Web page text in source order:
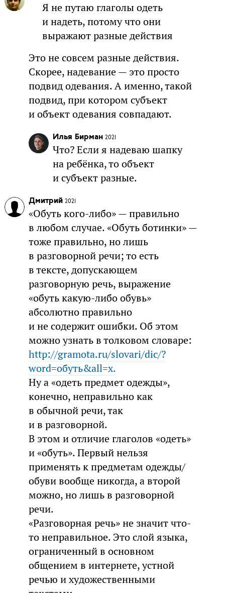
Я не путаю глаголы одеть
и надеть, потому что они
выражают разные действия
Это не совсем разные действия.
Скорее, надевание — это просто
подвид одевания. А именно, такой
подвид, при котором субъект
и объект одевания совпадают.
Илья Бирман 2021
Что? Если я надеваю шапку
на ребёнка, то объект
и субъект разные.
Дмитрий 2021
«Обуть кого-либо» — правильно
в любом случае. «Обуть ботинки» —
тоже правильно, но лишь
в разговорной речи; то есть
в тексте, допускающем
разговорную речь, выражение
«обуть какую-либо обувь»
абсолютно правильно
и не содержит ошибки. Об этом
можно узнать в толковом словаре:
http://gramota.ru/slovari/dic/?
word=обуть&all=x.
Ну а «одеть предмет одежды»,
конечно, неправильно как
в обычной речи, так
и в разговорной.
В этом и отличие глаголов «одеть»
и «обуть». Первый нельзя
применять к предметам одежды/
обуви вообще никогда, а второй
можно, но лишь в разговорной
речи.
«Разговорная речь» не значит что-
то неправильное. Это слой языка,
ограниченный в основном
общением в интернете, устной
речью и художественными